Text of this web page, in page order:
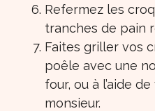
Refermez les
tranches de pain
Faites griller vos
poêle avec une
four, ou à l’aide
monsieur.